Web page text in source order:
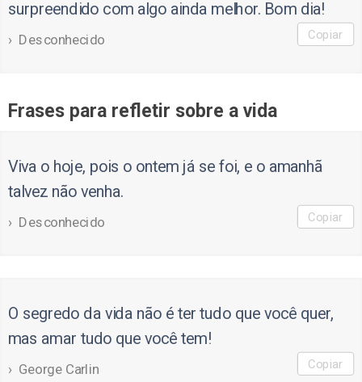
surpreendido com algo ainda melhor. Bom dia!
Desconhecido Copiar
Frases para refletir sobre a vida
Viva o hoje, pois o ontem já se foi, e o amanhã
talvez não venha.
Desconhecido Copiar
O segredo da vida não é ter tudo que você quer,
mas amar tudo que você tem!
George Carlin Copiar